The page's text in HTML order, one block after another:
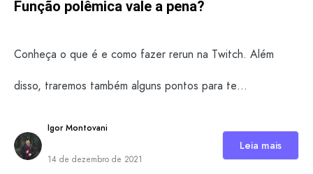
Função polêmica vale a pena?
Conheça o que é e como fazer rerun na Twitch. Além
disso, traremos também alguns pontos para te…
Igor Montovani
14 de dezembro de 2021
Leia mais